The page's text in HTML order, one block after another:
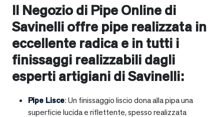
Il Negozio di Pipe Online di
Savinelli offre pipe realizzata in
eccellente radica e in tutti i
finissaggi realizzabili dagli
esperti artigiani di Savinelli:
Pipe Lisce: Un finissaggio liscio dona alla pipa una
superficie lucida e riflettente, spesso realizzata